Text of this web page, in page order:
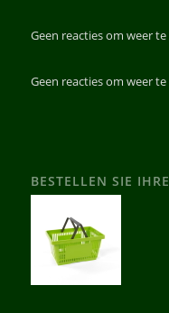
Geen reacties om weer te
Geen reacties om weer te
BESTELLEN SIE